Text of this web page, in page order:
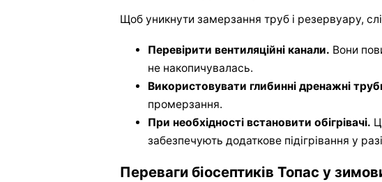
Щоб уникнути замерзання труб і резервуару,
Перевірити вентиляційні канали. Вони
не накопичувалась.
Використовувати глибинні дренажні
промерзання.
При необхідності встановити обігрівачі.
забезпечують додаткове підігрівання у
Переваги біосептиків Топас у